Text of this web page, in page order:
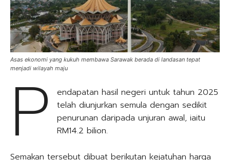
Asas ekonomi yang kukuh membawa Sarawak berada di landasan tepat
menjadi wilayah maju
P
endapatan hasil negeri untuk tahun 2025
telah diunjurkan semula dengan sedikit
penurunan daripada unjuran awal, iaitu
RM14.2 bilion.
Semakan tersebut dibuat berikutan kejatuhan harga